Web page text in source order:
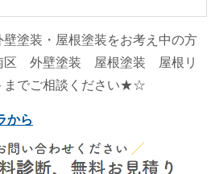
塗装・屋根塗装をお考え中の方
外壁塗装 屋根塗装 屋根リ
でご相談ください★☆
から